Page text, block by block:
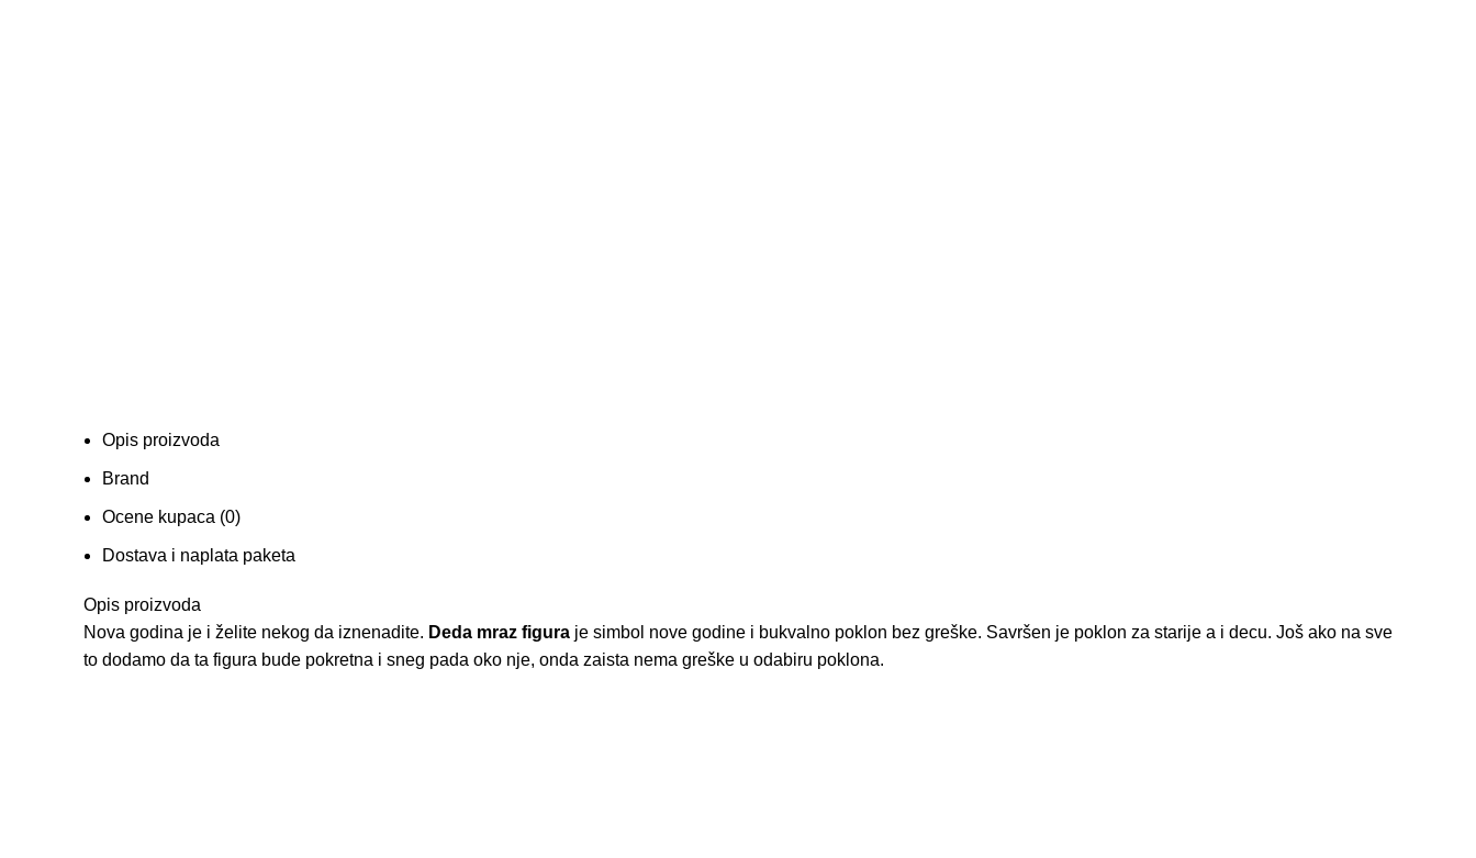
Opis proizvoda
Brand
Ocene kupaca (0)
Dostava i naplata paketa
Opis proizvoda
Nova godina je i želite nekog da iznenadite. Deda mraz figura je simbol nove godine i bukvalno poklon bez greške. Savršen je poklon za starije a i decu. Još ako na sve
to dodamo da ta figura bude pokretna i sneg pada oko nje, onda zaista nema greške u odabiru poklona.